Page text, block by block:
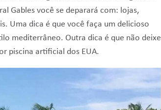
Gables você se deparará com: lojas,
Uma dica é que você faça um delicioso
mediterrâneo. Outra dica é que não deixe
piscina artificial dos EUA.